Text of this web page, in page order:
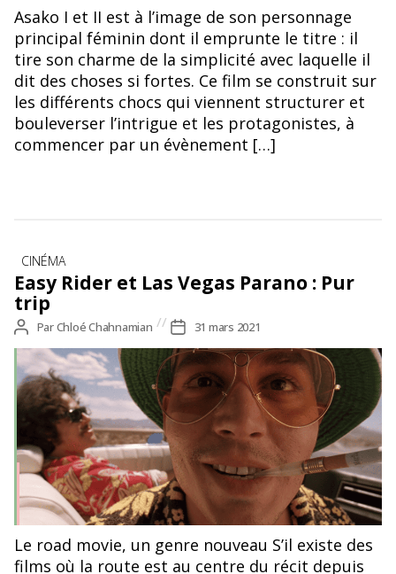
Erika Karata dans ©Asako I et II ,Ryûsuke Hamaguchi (2019)
Asako I et II est à l’image de son personnage
principal féminin dont il emprunte le titre : il
tire son charme de la simplicité avec laquelle il
dit des choses si fortes. Ce film se construit sur
les différents chocs qui viennent structurer et
bouleverser l’intrigue et les protagonistes, à
commencer par un évènement […]
Catégories
CINÉMA
Easy Rider et Las Vegas Parano : Pur
trip
Auteur
de
l’article
ParChloé Chahnamian
Date
de
l’article
31 mars 2021
Raoul Duke, joué par Johnny Depp, en plein trip ©Las Vegas
Parano, Terry Gilliam
Le road movie, un genre nouveau S’il existe des
films où la route est au centre du récit depuis